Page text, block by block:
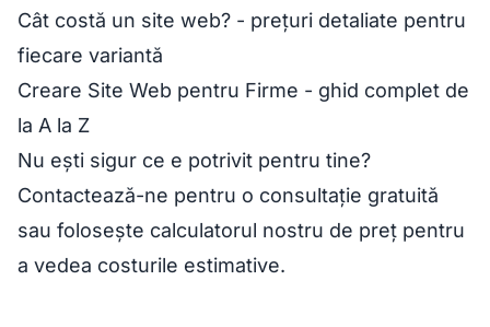
Cât costă un site web? - prețuri detaliate pentru
fiecare variantă
Creare Site Web pentru Firme - ghid complet de
la A la Z
Nu ești sigur ce e potrivit pentru tine?
Contactează-ne pentru o consultație gratuită
sau folosește calculatorul nostru de preț pentru
a vedea costurile estimative.